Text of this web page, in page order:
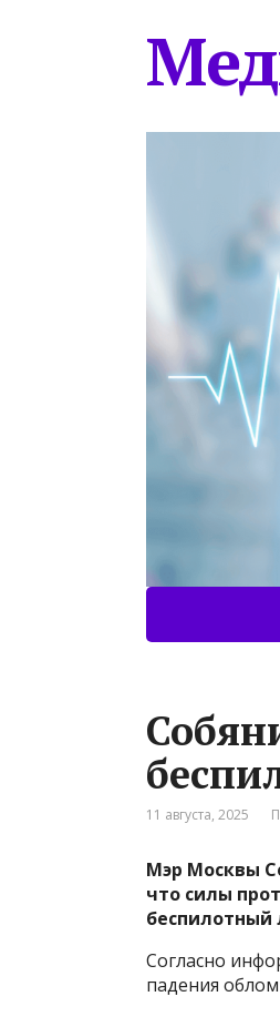
11 августа, 2025
Мэр Москвы
что силы
беспилотный
Согласно
падения